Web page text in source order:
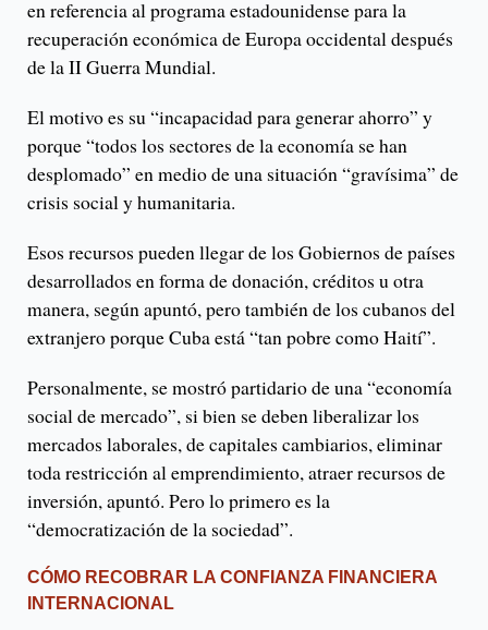
en referencia al programa estadounidense para la
recuperación económica de Europa occidental después
de la II Guerra Mundial.
El motivo es su “incapacidad para generar ahorro” y
porque “todos los sectores de la economía se han
desplomado” en medio de una situación “gravísima” de
crisis social y humanitaria.
Esos recursos pueden llegar de los Gobiernos de países
desarrollados en forma de donación, créditos u otra
manera, según apuntó, pero también de los cubanos del
extranjero porque Cuba está “tan pobre como Haití”.
Personalmente, se mostró partidario de una “economía
social de mercado”, si bien se deben liberalizar los
mercados laborales, de capitales cambiarios, eliminar
toda restricción al emprendimiento, atraer recursos de
inversión, apuntó. Pero lo primero es la
“democratización de la sociedad”.
CÓMO RECOBRAR LA CONFIANZA FINANCIERA
INTERNACIONAL